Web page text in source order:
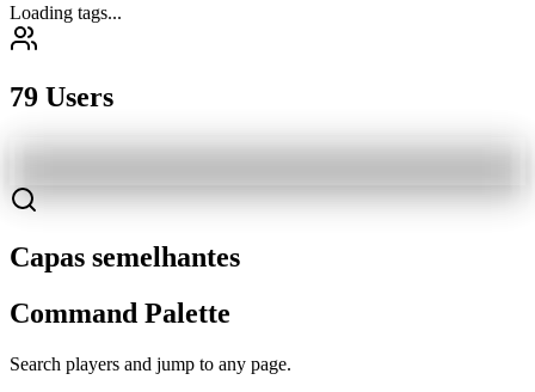
Loading tags...
79 Users
Capas semelhantes
Command Palette
Search players and jump to any page.